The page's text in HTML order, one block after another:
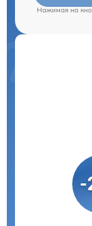
Нажимая на
-